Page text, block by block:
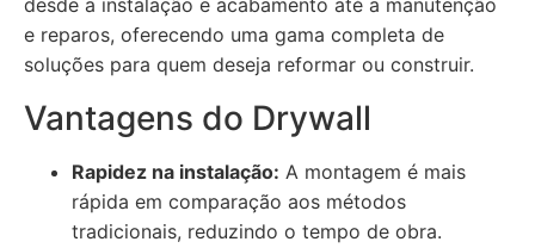
desde a instalação e acabamento até a manutenção
e reparos, oferecendo uma gama completa de
soluções para quem deseja reformar ou construir.
Vantagens do Drywall
Rapidez na instalação: A montagem é mais
rápida em comparação aos métodos
tradicionais, reduzindo o tempo de obra.